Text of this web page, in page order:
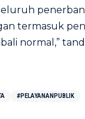
termasuk
normal,”
#PELAYANANPUBLIK